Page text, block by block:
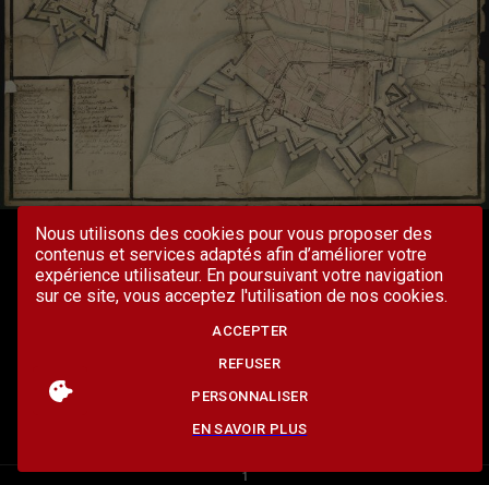
Nous utilisons des cookies pour vous proposer des
contenus et services adaptés afin d’améliorer votre
expérience utilisateur. En poursuivant votre navigation
sur ce site, vous acceptez l'utilisation de nos cookies.
ACCEPTER
REFUSER
PERSONNALISER
EN SAVOIR PLUS